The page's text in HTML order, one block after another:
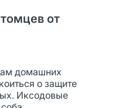
от
домашних
о защите
Иксодовые